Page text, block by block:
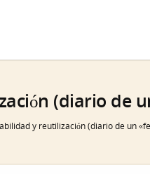
(diario de
y reutilización (diario de un